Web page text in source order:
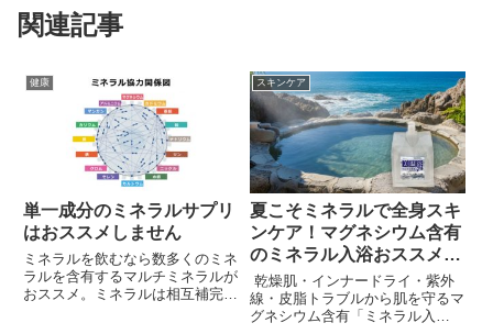
関連記事
健康
単一成分のミネラルサプリ
はおススメしません
ミネラルを飲むなら数多くのミネ
ラルを含有するマルチミネラルが
おススメ。ミネラルは相互補完
スキンケア
夏こそミネラルで全身スキ
ンケア！マグネシウム含有
のミネラル入浴おススメの
理由
乾燥肌・インナードライ・紫外
線・皮脂トラブルから肌を守るマ
グネシウム含有「ミネラル入